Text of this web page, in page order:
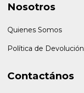
Nosotros
Quienes Somos
Política de Devolución
Contactános